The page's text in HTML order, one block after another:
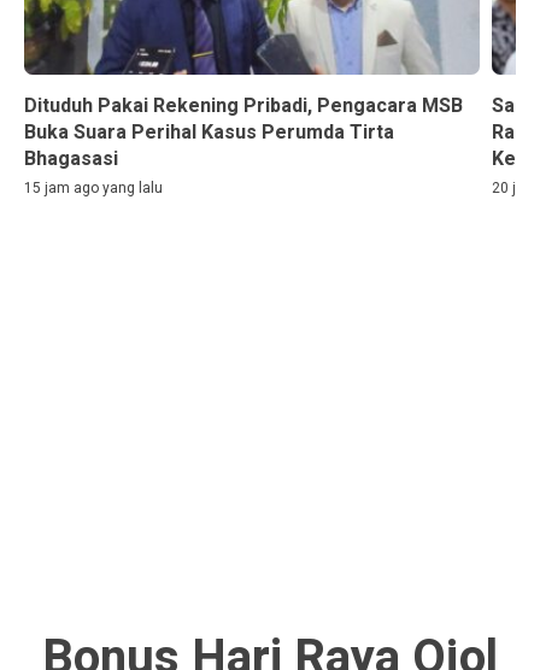
Dituduh Pakai Rekening Pribadi, Pengacara MSB
Buka Suara Perihal Kasus Perumda Tirta
Bhagasasi
15 jam ago yang lalu 20